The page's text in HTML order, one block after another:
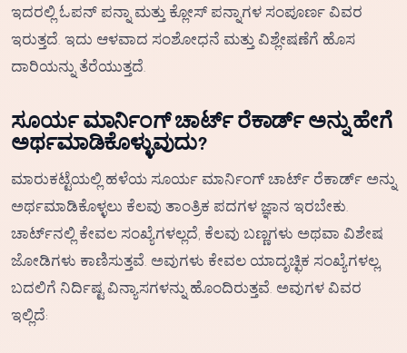
ಇದರಲ್ಲಿ ಓಪನ್ ಪನ್ನಾ ಮತ್ತು ಕ್ಲೋಸ್ ಪನ್ನಾಗಳ ಸಂಪೂರ್ಣ ವಿವರ
ಇರುತ್ತದೆ. ಇದು ಆಳವಾದ ಸಂಶೋಧನೆ ಮತ್ತು ವಿಶ್ಲೇಷಣೆಗೆ ಹೊಸ
ದಾರಿಯನ್ನು ತೆರೆಯುತ್ತದೆ.
ಸೂರ್ಯ ಮಾರ್ನಿಂಗ್ ಚಾರ್ಟ್ ರೆಕಾರ್ಡ್ ಅನ್ನು ಹೇಗೆ
ಅರ್ಥಮಾಡಿಕೊಳ್ಳುವುದು?
ಮಾರುಕಟ್ಟೆಯಲ್ಲಿ ಹಳೆಯ ಸೂರ್ಯ ಮಾರ್ನಿಂಗ್ ಚಾರ್ಟ್ ರೆಕಾರ್ಡ್ ಅನ್ನು
ಅರ್ಥಮಾಡಿಕೊಳ್ಳಲು ಕೆಲವು ತಾಂತ್ರಿಕ ಪದಗಳ ಜ್ಞಾನ ಇರಬೇಕು.
ಚಾರ್ಟ್‌ನಲ್ಲಿ ಕೇವಲ ಸಂಖ್ಯೆಗಳಲ್ಲದೆ, ಕೆಲವು ಬಣ್ಣಗಳು ಅಥವಾ ವಿಶೇಷ
ಜೋಡಿಗಳು ಕಾಣಿಸುತ್ತವೆ. ಅವುಗಳು ಕೇವಲ ಯಾದೃಚ್ಛಿಕ ಸಂಖ್ಯೆಗಳಲ್ಲ,
ಬದಲಿಗೆ ನಿರ್ದಿಷ್ಟ ವಿನ್ಯಾಸಗಳನ್ನು ಹೊಂದಿರುತ್ತವೆ. ಅವುಗಳ ವಿವರ
ಇಲ್ಲಿದೆ: